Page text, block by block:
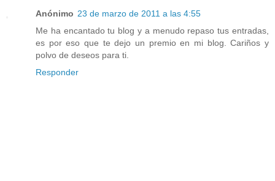
Anónimo 23 de marzo de 2011 a las 4:55
Me ha encantado tu blog y a menudo repaso tus entradas,
es por eso que te dejo un premio en mi blog. Cariños y
polvo de deseos para ti.
Responder